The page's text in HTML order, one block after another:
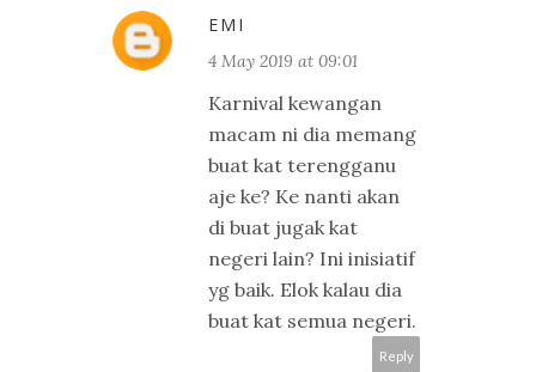
EMI
4 May 2019 at 09:01
Karnival kewangan
macam ni dia memang
buat kat terengganu
aje ke? Ke nanti akan
di buat jugak kat
negeri lain? Ini inisiatif
yg baik. Elok kalau dia
buat kat semua negeri.
Reply